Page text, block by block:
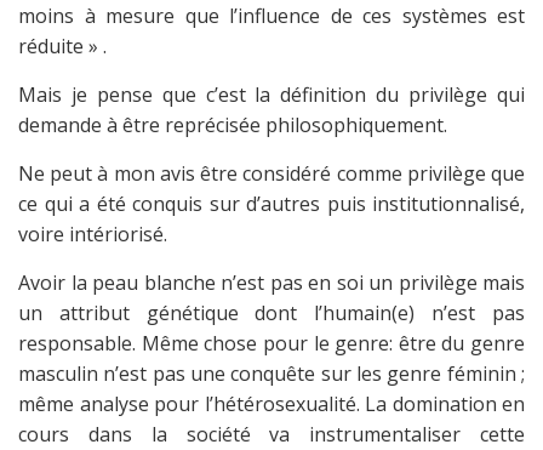
moins à mesure que l’influence de ces systèmes est
réduite » .
Mais je pense que c’est la définition du privilège qui
demande à être reprécisée philosophiquement.
Ne peut à mon avis être considéré comme privilège que
ce qui a été conquis sur d’autres puis institutionnalisé,
voire intériorisé.
Avoir la peau blanche n’est pas en soi un privilège mais
un attribut génétique dont l’humain(e) n’est pas
responsable. Même chose pour le genre: être du genre
masculin n’est pas une conquête sur les genre féminin ;
même analyse pour l’hétérosexualité. La domination en
cours dans la société va instrumentaliser cette